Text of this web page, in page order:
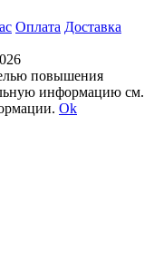
Оплата Доставка
повышения
информацию см.
Ok